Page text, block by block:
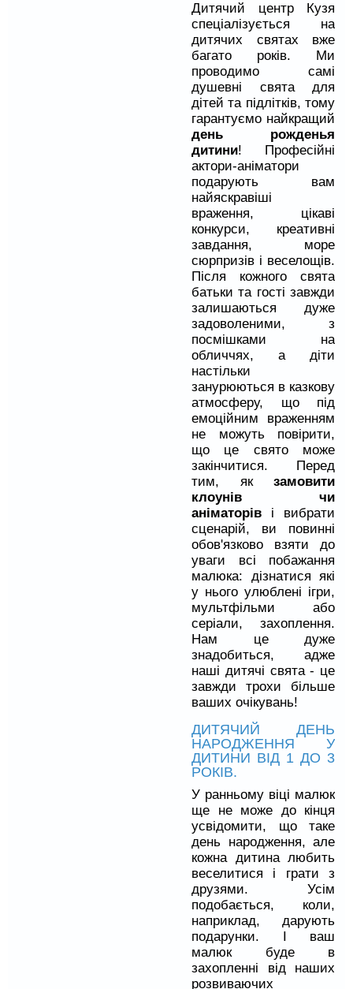
Дитячий центр Кузя
спеціалізується на
дитячих святах вже
багато років. Ми
проводимо самі
душевні свята для
дітей та підлітків, тому
гарантуємо найкращий
день рожденья
дитини! Професійні
актори-аніматори
подарують вам
найяскравіші
враження, цікаві
конкурси, креативні
завдання, море
сюрпризів і веселощів.
Після кожного свята
батьки та гості завжди
залишаються дуже
задоволеними, з
посмішками на
обличчях, а діти
настільки
занурюються в казкову
атмосферу, що під
емоційним враженням
не можуть повірити,
що це свято може
закінчитися. Перед
тим, як замовити
клоунів чи
аніматорів і вибрати
сценарій, ви повинні
обов'язково взяти до
уваги всі побажання
малюка: дізнатися які
у нього улюблені ігри,
мультфільми або
серіали, захоплення.
Нам це дуже
знадобиться, адже
наші дитячі свята - це
завжди трохи більше
ваших очікувань!
ДИТЯЧИЙ ДЕНЬ
НАРОДЖЕННЯ У
ДИТИНИ ВІД 1 ДО 3
РОКІВ.
У ранньому віці малюк
ще не може до кінця
усвідомити, що таке
день народження, але
кожна дитина любить
веселитися і грати з
друзями. Усім
подобається, коли,
наприклад, дарують
подарунки. І ваш
малюк буде в
захопленні від наших
розвиваючих